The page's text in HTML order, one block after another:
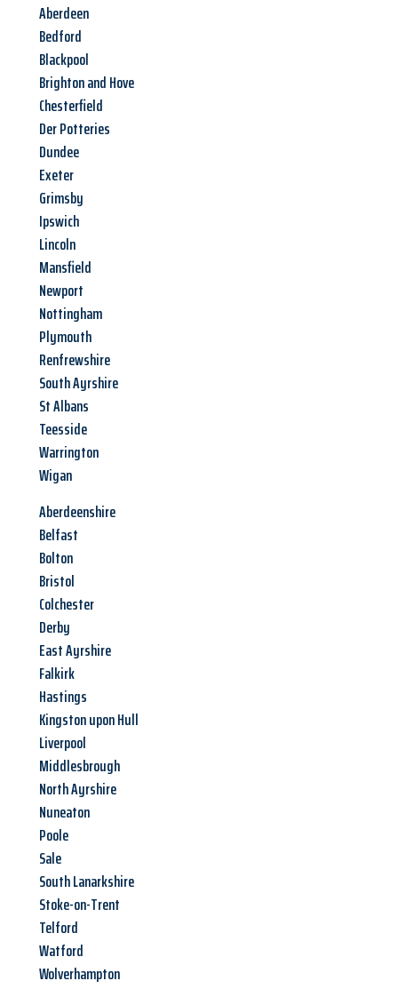
Aberdeen
Bedford
Blackpool
Brighton and Hove
Chesterfield
Der Potteries
Dundee
Exeter
Grimsby
Ipswich
Lincoln
Mansfield
Newport
Nottingham
Plymouth
Renfrewshire
South Ayrshire
St Albans
Teesside
Warrington
Wigan
Aberdeenshire
Belfast
Bolton
Bristol
Colchester
Derby
East Ayrshire
Falkirk
Hastings
Kingston upon Hull
Liverpool
Middlesbrough
North Ayrshire
Nuneaton
Poole
Sale
South Lanarkshire
Stoke-on-Trent
Telford
Watford
Wolverhampton